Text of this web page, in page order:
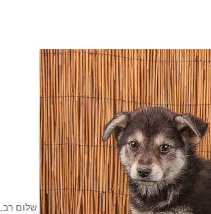
שלום רב,